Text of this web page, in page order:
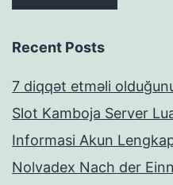
Recent Posts
7 diqqət etməli
Slot Kamboja Server
Informasi Akun
Nolvadex Nach der